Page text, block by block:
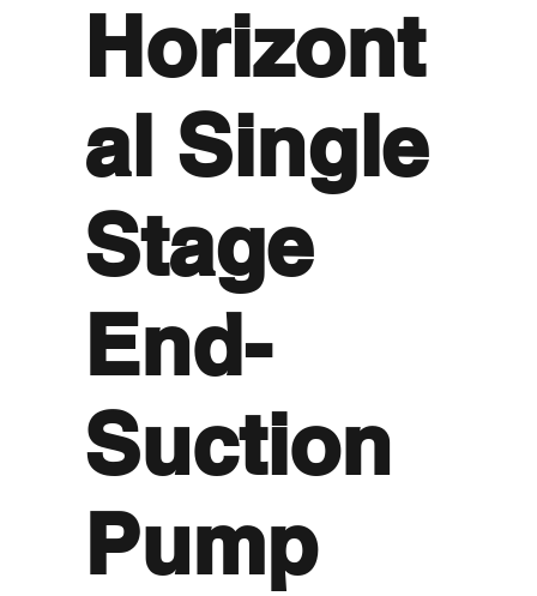
Horizont
al Single
Stage
End-
Suction
Pump